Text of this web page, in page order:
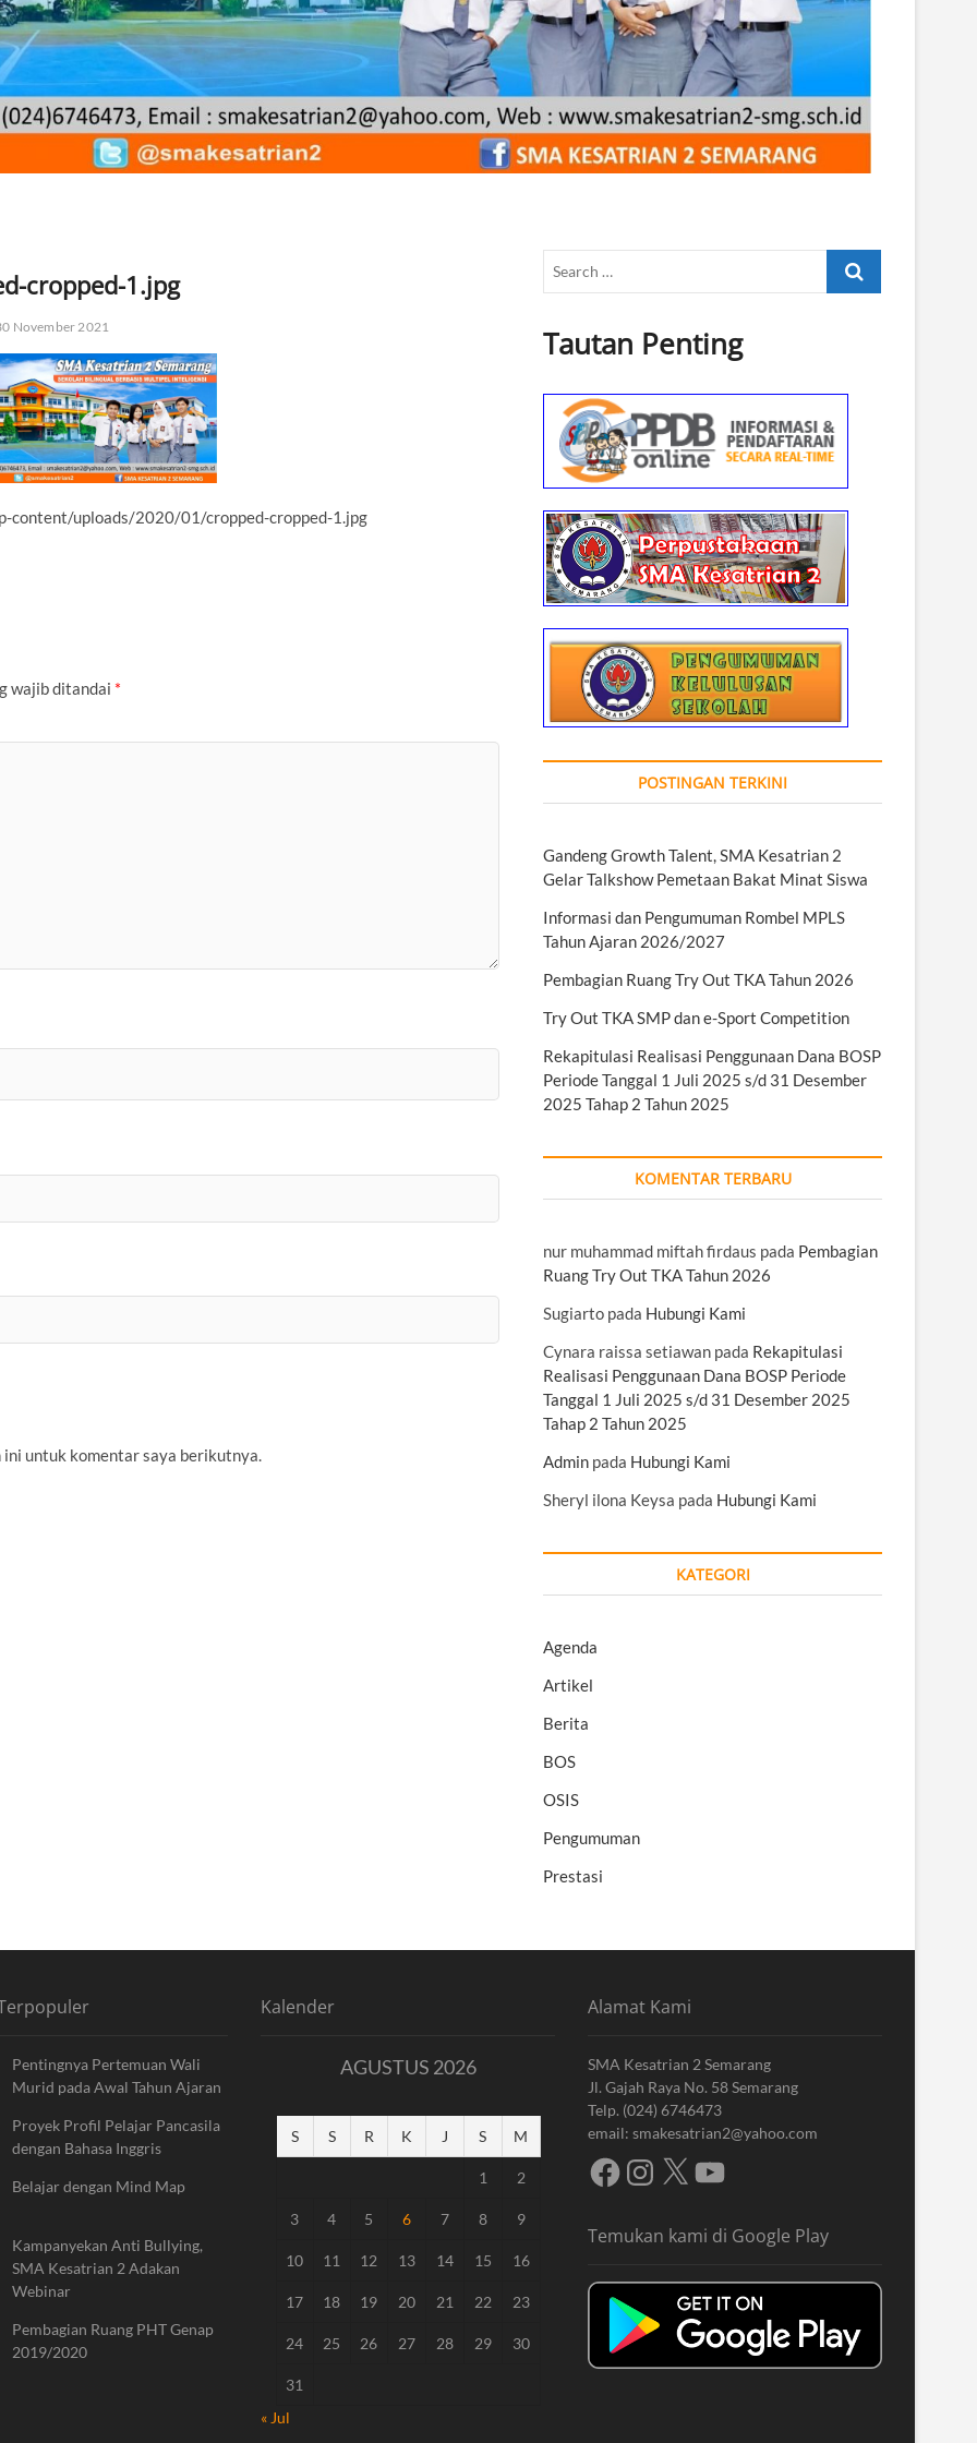
cropped-1.jpg
November 2021
content/uploads/2020/01/cropped-cropped-1.jpg
wajib ditandai *
ini untuk komentar saya berikutnya.
Search
Tautan Penting
POSTINGAN TERKINI
Gandeng Growth Talent, SMA Kesatrian 2
Gelar Talkshow Pemetaan Bakat Minat Siswa
Informasi dan Pengumuman Rombel MPLS
Tahun Ajaran 2026/2027
Pembagian Ruang Try Out TKA Tahun 2026
Try Out TKA SMP dan e-Sport Competition
Rekapitulasi Realisasi Penggunaan Dana BOSP
Periode Tanggal 1 Juli 2025 s/d 31 Desember
2025 Tahap 2 Tahun 2025
KOMENTAR TERBARU
nur muhammad miftah firdaus pada Pembagian
Ruang Try Out TKA Tahun 2026
Sugiarto pada Hubungi Kami
Cynara raissa setiawan pada Rekapitulasi
Realisasi Penggunaan Dana BOSP Periode
Tanggal 1 Juli 2025 s/d 31 Desember 2025
Tahap 2 Tahun 2025
Admin pada Hubungi Kami
Sheryl ilona Keysa pada Hubungi Kami
KATEGORI
Agenda
Artikel
Berita
BOS
OSIS
Pengumuman
Prestasi
Pentingnya Pertemuan Wali
Murid pada Awal Tahun Ajaran
Proyek Profil Pelajar Pancasila
dengan Bahasa Inggris
Belajar dengan Mind Map
Kampanyekan Anti Bullying,
SMA Kesatrian 2 Adakan
Webinar
Pembagian Ruang PHT Genap
2019/2020
Kalender
AGUSTUS 2026
S S R K J S M
1 2
3 4 5 6 7 8 9
10 11 12 13 14 15 16
17 18 19 20 21 22 23
24 25 26 27 28 29 30
31
« Jul
Alamat Kami
SMA Kesatrian 2 Semarang
Jl. Gajah Raya No. 58 Semarang
Telp. (024) 6746473
email: smakesatrian2@yahoo.com
FacebookInstagram
X YouTube
Temukan kami di Google Play